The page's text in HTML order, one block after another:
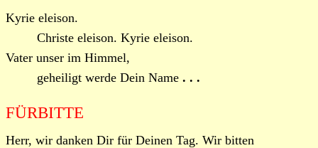
Kyrie eleison.
Christe eleison. Kyrie eleison.
Vater unser im Himmel,
geheiligt werde Dein Name . . .
FÜRBITTE
Herr, wir danken Dir für Deinen Tag. Wir bitten